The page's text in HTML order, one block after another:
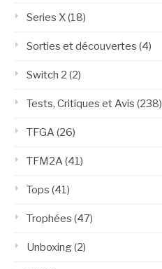
Series X(18)
Sorties et découvertes (4)
Switch 2 (2)
Tests, Critiques et Avis (238)
TFGA(26)
TFM2A(41)
Tops (41)
Trophées (47)
Unboxing(2)